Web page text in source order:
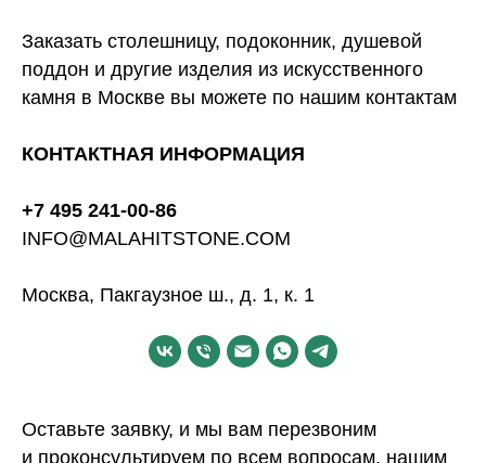
Заказать столешницу, подоконник, душевой
поддон и другие изделия из искусственного
камня в Москве вы можете по нашим контактам
КОНТАКТНАЯ ИНФОРМАЦИЯ
+7 495 241-00-86
INFO@MALAHITSTONE.COM
Москва, Пакгаузное ш., д. 1, к. 1
Оставьте заявку, и мы вам перезвоним
и проконсультируем по всем вопросам, нашим